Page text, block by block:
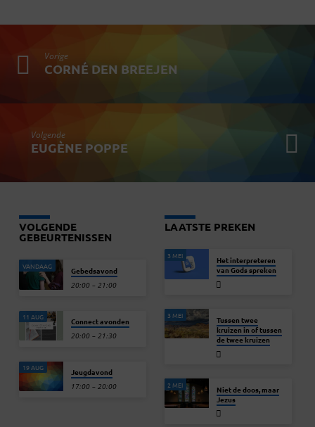
Vorige
CORNÉ DEN BREEJEN
Volgende
EUGÈNE POPPE
VOLGENDE
GEBEURTENISSEN
VANDAAG Gebedsavond
20:00 – 21:00
11 AUG Connect avonden
20:00 – 21:30
19 AUG Jeugdavond
17:00 – 20:00
LAATSTE PREKEN
3 MEI
Het interpreteren
van Gods spreken
3 MEI
Tussen twee
kruizen in of tussen
de twee kruizen
2 MEI
Niet de doos, maar
Jezus